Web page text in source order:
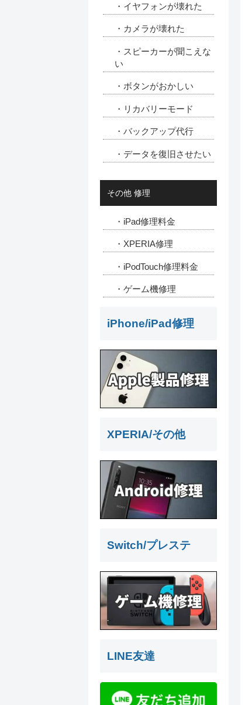
・イヤフォンが壊れた
・カメラが壊れた
・スピーカーが聞こえな
い
・ボタンがおかしい
・リカバリーモード
・バックアップ代行
・データを復旧させたい
その他 修理
・iPad修理料金
・XPERIA修理
・iPodTouch修理料金
・ゲーム機修理
iPhone/iPad修理
XPERIA/その他
Switch/プレステ
LINE友達